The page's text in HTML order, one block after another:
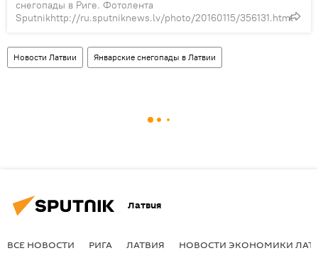
снегопады в Риге. Фотолента
Sputnikhttp://ru.sputniknews.lv/photo/20160115/356131.html
Новости Латвии Январские снегопады в Латвии
Латвия
ВСЕ НОВОСТИ РИГА ЛАТВИЯ НОВОСТИ ЭКОНОМИКИ